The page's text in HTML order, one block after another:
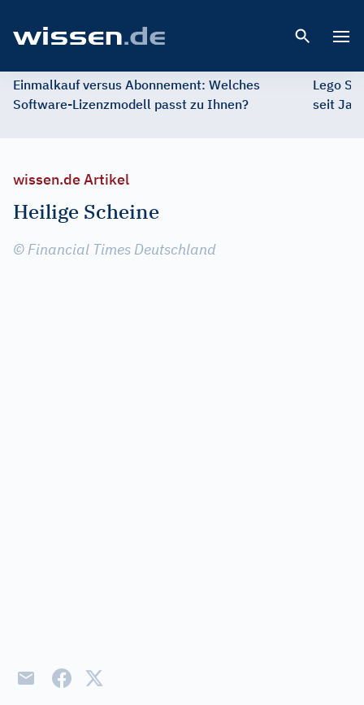
Einmalkauf versus Abonnement: Welches
Software-Lizenzmodell passt zu Ihnen?
Lego
seit
wissen.de Artikel
Heilige Scheine
© Financial Times Deutschland